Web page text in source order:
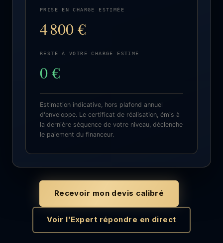
PRISE EN CHARGE ESTIMÉE
4 800 €
RESTE À VOTRE CHARGE ESTIMÉ
0 €
Estimation indicative, hors plafond annuel
d'enveloppe. Le certificat de réalisation, émis à
la dernière séquence de votre niveau, déclenche
le paiement du financeur.
Recevoir mon devis calibré
Voir l'Expert répondre en direct